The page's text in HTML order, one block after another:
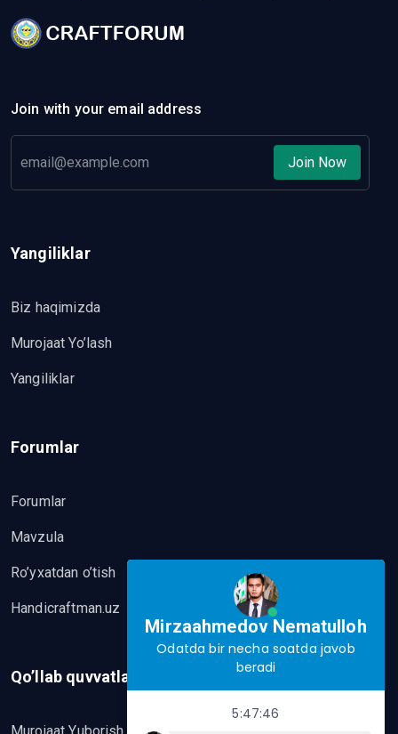
Join with your email address
Join Now
Yangiliklar
Biz haqimizda
Murojaat Yo’lash
Yangiliklar
Forumlar
Forumlar
Mavzula
Ro’yxatdan o’tish
Handicraftman.uz
Qo’llab quvvatlash
Mirzaahmedov Nematulloh
Odatda bir necha soatda javob
beradi
5:47:46